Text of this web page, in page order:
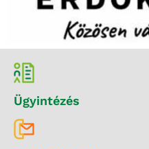
Ügyintézés